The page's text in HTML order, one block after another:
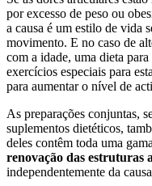
por excesso de peso ou
a causa é um estilo de vida
movimento. E no caso de
com a idade, uma dieta
exercícios especiais para
para aumentar o nível de
As preparações conjuntas,
suplementos dietéticos,
deles contêm toda uma
renovação das estruturas
independentemente da